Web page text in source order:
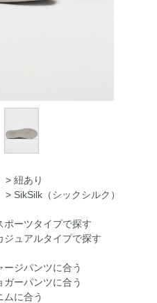
> 紐あり
> SikSilk（シックシルク）
ポーツタイプで探す
ジュアルタイプで探す
ージパンツに合う
ガーパンツに合う
ムに合う